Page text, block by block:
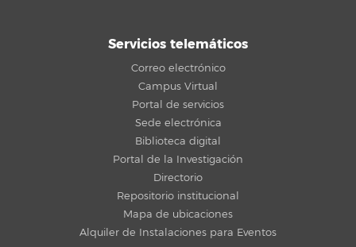
Servicios telemáticos
Correo electrónico
Campus Virtual
Portal de servicios
Sede electrónica
Biblioteca digital
Portal de la Investigación
Directorio
Repositorio institucional
Mapa de ubicaciones
Alquiler de Instalaciones para Eventos